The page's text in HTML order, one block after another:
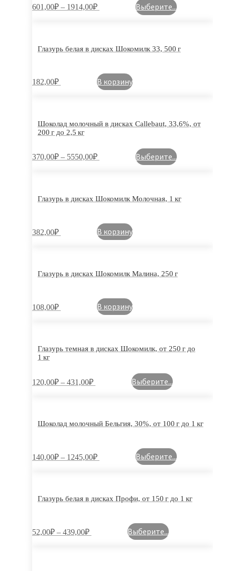
601,00₽ – 1914,00₽ Выберите...
Глазурь белая в дисках Шокомилк 33, 500 г
182,00₽ В корзину
Шоколад молочный в дисках Callebaut, 33,6%, от
200 г до 2,5 кг
370,00₽ – 5550,00₽ Выберите...
Глазурь в дисках Шокомилк Молочная, 1 кг
382,00₽ В корзину
Глазурь в дисках Шокомилк Малина, 250 г
108,00₽ В корзину
Глазурь темная в дисках Шокомилк, от 250 г до
1 кг
120,00₽ – 431,00₽ Выберите...
Шоколад молочный Бельгия, 30%, от 100 г до 1 кг
140,00₽ – 1245,00₽ Выберите...
Глазурь белая в дисках Профи, от 150 г до 1 кг
52,00₽ – 439,00₽ Выберите...